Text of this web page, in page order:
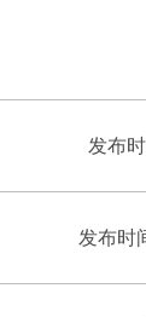
发布
发布时